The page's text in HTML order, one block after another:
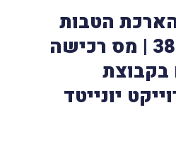
הטבות
המס לתמ"א 38 | מס רכישה
בקבוצת
יונייטד